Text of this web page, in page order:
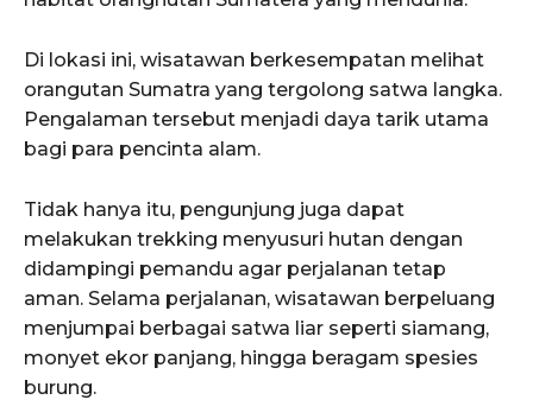
Di lokasi ini, wisatawan berkesempatan melihat
orangutan Sumatra yang tergolong satwa langka.
Pengalaman tersebut menjadi daya tarik utama
bagi para pencinta alam.
Tidak hanya itu, pengunjung juga dapat
melakukan trekking menyusuri hutan dengan
didampingi pemandu agar perjalanan tetap
aman. Selama perjalanan, wisatawan berpeluang
menjumpai berbagai satwa liar seperti siamang,
monyet ekor panjang, hingga beragam spesies
burung.